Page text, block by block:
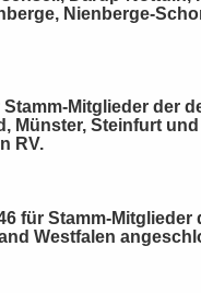
Nienberge-
Stamm-Mitglieder der
Münster, Steinfurt
RV.
für Stamm-Mitglieder
Westfalen